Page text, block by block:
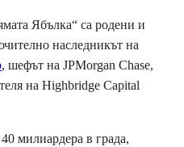
Ябълка“ са родени и
наследникът на
, шефът на JPMorgan Chase,
на Highbridge Capital
милиардера в града,